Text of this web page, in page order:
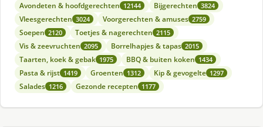
Avondeten & hoofdgerechten 12144 Bijgerechten 3824
Vleesgerechten 3024 Voorgerechten & amuses 2759
Soepen 2120 Toetjes & nagerechten 2115
Vis & zeevruchten 2095 Borrelhapjes & tapas 2015
Taarten, koek & gebak 1975 BBQ & buiten koken 1434
Pasta & rijst 1419 Groenten 1312 Kip & gevogelte 1297
Salades 1216 Gezonde recepten 1177